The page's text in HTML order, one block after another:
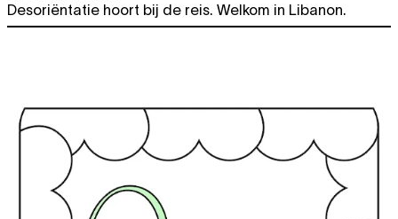
Desoriëntatie hoort bij de reis. Welkom in Libanon.